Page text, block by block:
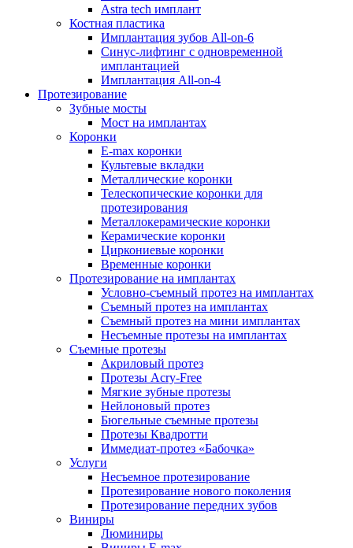
Astra tech имплант
Костная пластика
Имплантация зубов All-on-6
Синус-лифтинг с одновременной
имплантацией
Имплантация All-on-4
Протезирование
Зубные мосты
Мост на имплантах
Коронки
E-max коронки
Культевые вкладки
Металлические коронки
Телескопические коронки для
протезирования
Металлокерамические коронки
Керамические коронки
Циркониевые коронки
Временные коронки
Протезирование на имплантах
Условно-съемный протез на имплантах
Съемный протез на имплантах
Съемный протез на мини имплантах
Несъемные протезы на имплантах
Съемные протезы
Акриловый протез
Протезы Acry-Free
Мягкие зубные протезы
Нейлоновый протез
Бюгельные съемные протезы
Протезы Квадротти
Иммедиат-протез «Бабочка»
Услуги
Несъемное протезирование
Протезирование нового поколения
Протезирование передних зубов
Виниры
Люминиры